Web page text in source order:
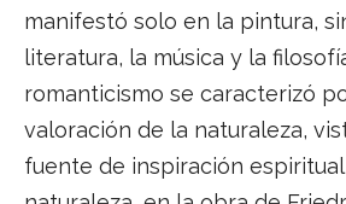
manifestó solo en la pintura,
literatura, la música y la
romanticismo se caracterizó
valoración de la naturaleza,
fuente de inspiración